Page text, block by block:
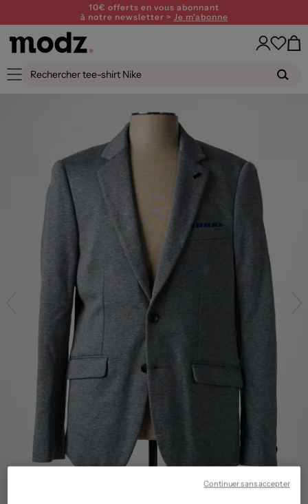
10€ offerts en vous abonnant
à notre newsletter > Je m'abonne
Continuer sans accepter